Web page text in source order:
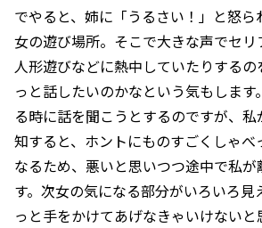
でやると、姉に「うるさい！」と怒
女の遊び場所。そこで大きな声でセ
人形遊びなどに熱中していたりするの
っと話したいのかなという気もします
る時に話を聞こうとするのですが、
知すると、ホントにものすごくしゃべ
なるため、悪いと思いつつ途中で私が
す。次女の気になる部分がいろいろ見
っと手をかけてあげなきゃいけない